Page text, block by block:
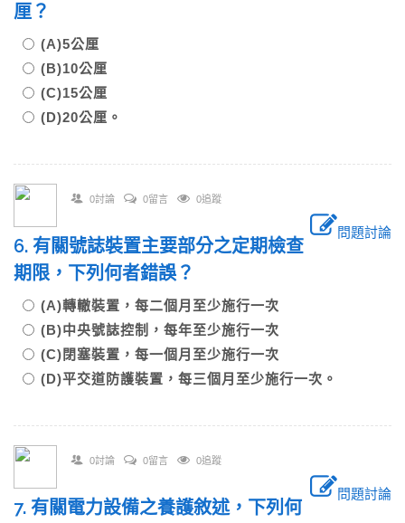
厘？
(A)5公厘
(B)10公厘
(C)15公厘
(D)20公厘。
0討論 0留言 0追蹤
問題討論
6. 有關號誌裝置主要部分之定期檢查
期限，下列何者錯誤？
(A)轉轍裝置，每二個月至少施行一次
(B)中央號誌控制，每年至少施行一次
(C)閉塞裝置，每一個月至少施行一次
(D)平交道防護裝置，每三個月至少施行一次。
0討論 0留言 0追蹤
問題討論
7. 有關電力設備之養護敘述，下列何